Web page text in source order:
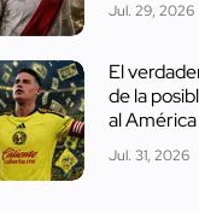
Jul. 29, 2026
El
de la
al América
Jul. 31, 2026